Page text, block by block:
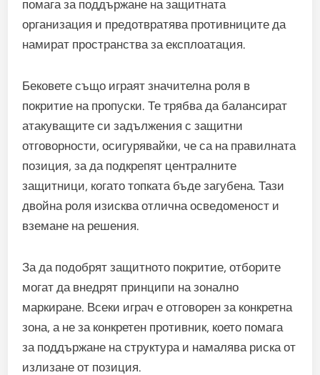
помага за поддържане на защитната
организация и предотвратява противниците да
намират пространства за експлоатация.
Бековете също играят значителна роля в
покритие на пропуски. Те трябва да балансират
атакуващите си задължения с защитни
отговорности, осигурявайки, че са на правилната
позиция, за да подкрепят централните
защитници, когато топката бъде загубена. Тази
двойна роля изисква отлична осведоменост и
вземане на решения.
За да подобрят защитното покритие, отборите
могат да внедрят принципи на зонално
маркиране. Всеки играч е отговорен за конкретна
зона, а не за конкретен противник, което помага
за поддържане на структура и намалява риска от
излизане от позиция.